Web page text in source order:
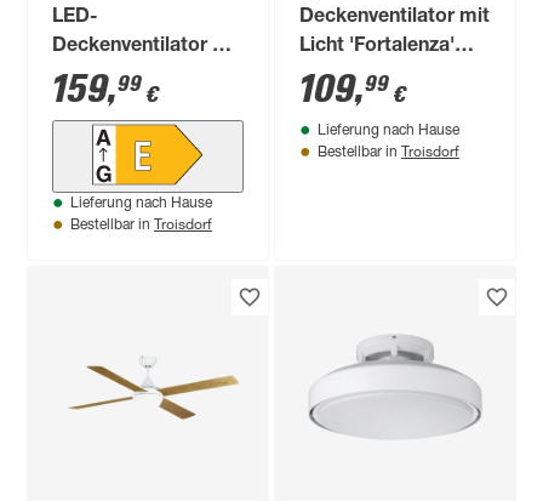
LED-
Deckenventilator mit
Beleuchtung
'Lovisca' dimmbar
37,8 W 4800 lm
warmweiß,
neutralweiß Ø 55 x
20 cm
159,99 €
Lieferung nach Hause
Bestellbar in Troisdorf
Deckenventilator mit
Licht 'Fortalenza'
E27 Ø 106,6 cm
109,99 €
Lieferung nach Hause
Bestellbar in Troisdorf